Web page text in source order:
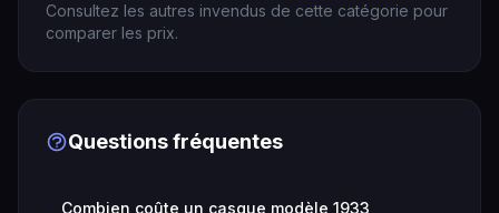
Consultez les autres invendus de cette catégorie pour
comparer les prix.
Questions fréquentes
Combien coûte un casque modèle 1933